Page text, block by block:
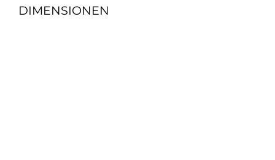
DIMENSIONEN